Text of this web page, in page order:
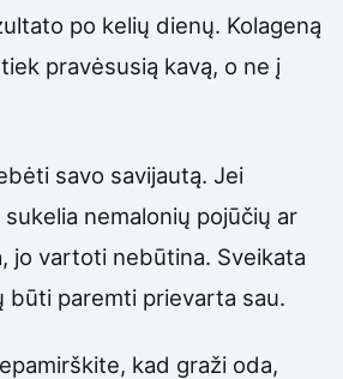
po kelių dienų. Kolageną
pravėsusią kavą, o ne į
savo savijautą. Jei
nemalonių pojūčių ar
jo vartoti nebūtina. Sveikata
būti paremti prievarta sau.
kad graži oda,